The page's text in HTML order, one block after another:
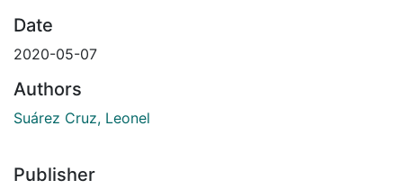
Date
2020-05-07
Authors
Suárez Cruz, Leonel
Publisher